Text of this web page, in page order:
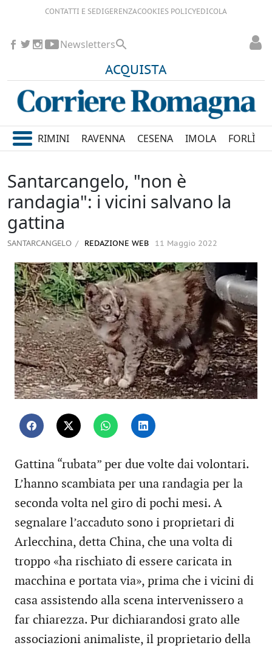
CONTATTI E SEDIGERENZACOOKIES POLICYEDICOLA
ACQUISTA
Newsletters
RIMINI RAVENNA CESENA IMOLA FORLÌ
Santarcangelo, "non è
randagia": i vicini salvano la
gattina
SANTARCANGELO REDAZIONE WEB 11 Maggio 2022
Gattina “rubata” per due volte dai volontari.
L’hanno scambiata per una randagia per la
seconda volta nel giro di pochi mesi. A
segnalare l’accaduto sono i proprietari di
Arlecchina, detta China, che una volta di
troppo «ha rischiato di essere caricata in
macchina e portata via», prima che i vicini di
casa assistendo alla scena intervenissero a
far chiarezza. Pur dichiarandosi grato alle
associazioni animaliste, il proprietario della